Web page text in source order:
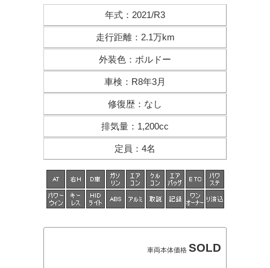
年式 ： 2021/R3
走行距離： 2.1万km
外装色 ： ボルドー
車検 ： R8年3月
修復歴 ： なし
排気量 ： 1,200cc
定員 ： 4名
車両本体価格 SOLD